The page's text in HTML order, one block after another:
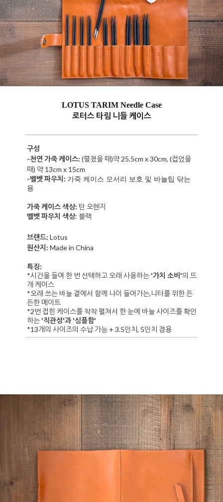
LOTUS TARIM Needle Case
로터스 타림 니들 케이스
구성
-천연 가죽 케이스: (펼쳤을 때)약 25.5cm x 30cm, (접었을
때) 약 13cm x 15cm
-벨벳 파우치: 가죽 케이스 모서리 보호 및 바늘팁 닦는
용
가죽 케이스 색상: 탄 오렌지
벨벳 파우치 색상: 블랙
브랜드: Lotus
원산지: Made in China
특징:
*시간을 들여 한 번 선택하고 오래 사용하는 '가치 소비'의 뜨
개 케이스
*오래 쓰는 바늘 곁에서 함께 나이 들어가는,니터를 위한 든
든한 메이트
*2번 접힌 케이스를 착착 펼쳐서 한 눈에 바늘 사이즈를 확인
하는 '직관성'과 '심플함'
*13개의 사이즈의 수납 가능 + 3.5인치, 5인치 겸용